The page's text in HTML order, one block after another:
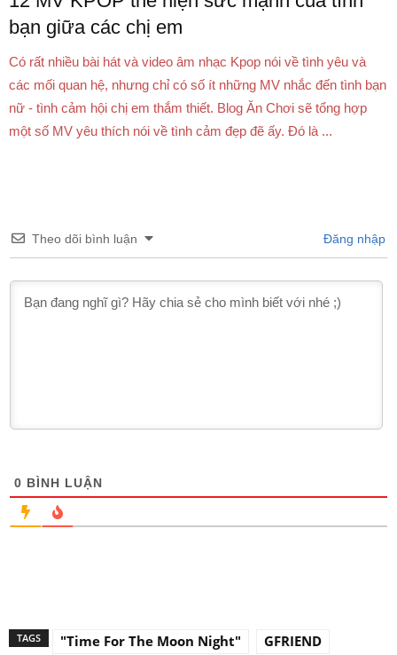
bạn giữa các chị em
Có rất nhiều bài hát và video âm nhạc Kpop nói về tình yêu và
các mối quan hệ, nhưng chỉ có số ít những MV nhắc đến tình bạn
nữ - tình cảm hội chị em thắm thiết. Blog Ăn Chơi sẽ tổng hợp
một số MV yêu thích nói về tình cảm đẹp đẽ ấy. Đó là ...
Theo dõi bình luận Đăng nhập
0 BÌNH LUẬN
TAGS "Time For The Moon Night"
GFRIEND